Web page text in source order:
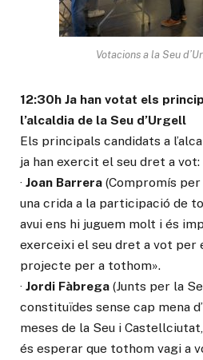
Votacions a la Seu
12:30h Ja han votat els
l’alcaldia de la Seu d’Urgell
Els principals candidats a
ja han exercit el seu dret a vot:
· Joan Barrera (Compromís per
una crida a la participació de
avui ens hi juguem molt i és
exerceixi el seu dret a vot
projecte per a tothom».
· Jordi Fàbrega (Junts per la
constituïdes sense cap mena
meses de la Seu i
és esperar que tothom vagi a